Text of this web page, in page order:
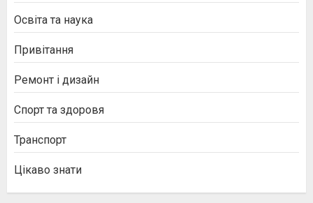
Освіта та наука
Привітання
Ремонт і дизайн
Спорт та здоровя
Транспорт
Цікаво знати